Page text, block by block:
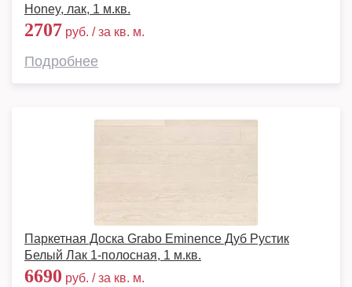
Honey, лак, 1 м.кв.
2707 руб. / за кв. м.
Подробнее
Паркетная Доска Grabo Eminence Дуб Рустик
Белый Лак 1-полосная, 1 м.кв.
6690 руб. / за кв. м.